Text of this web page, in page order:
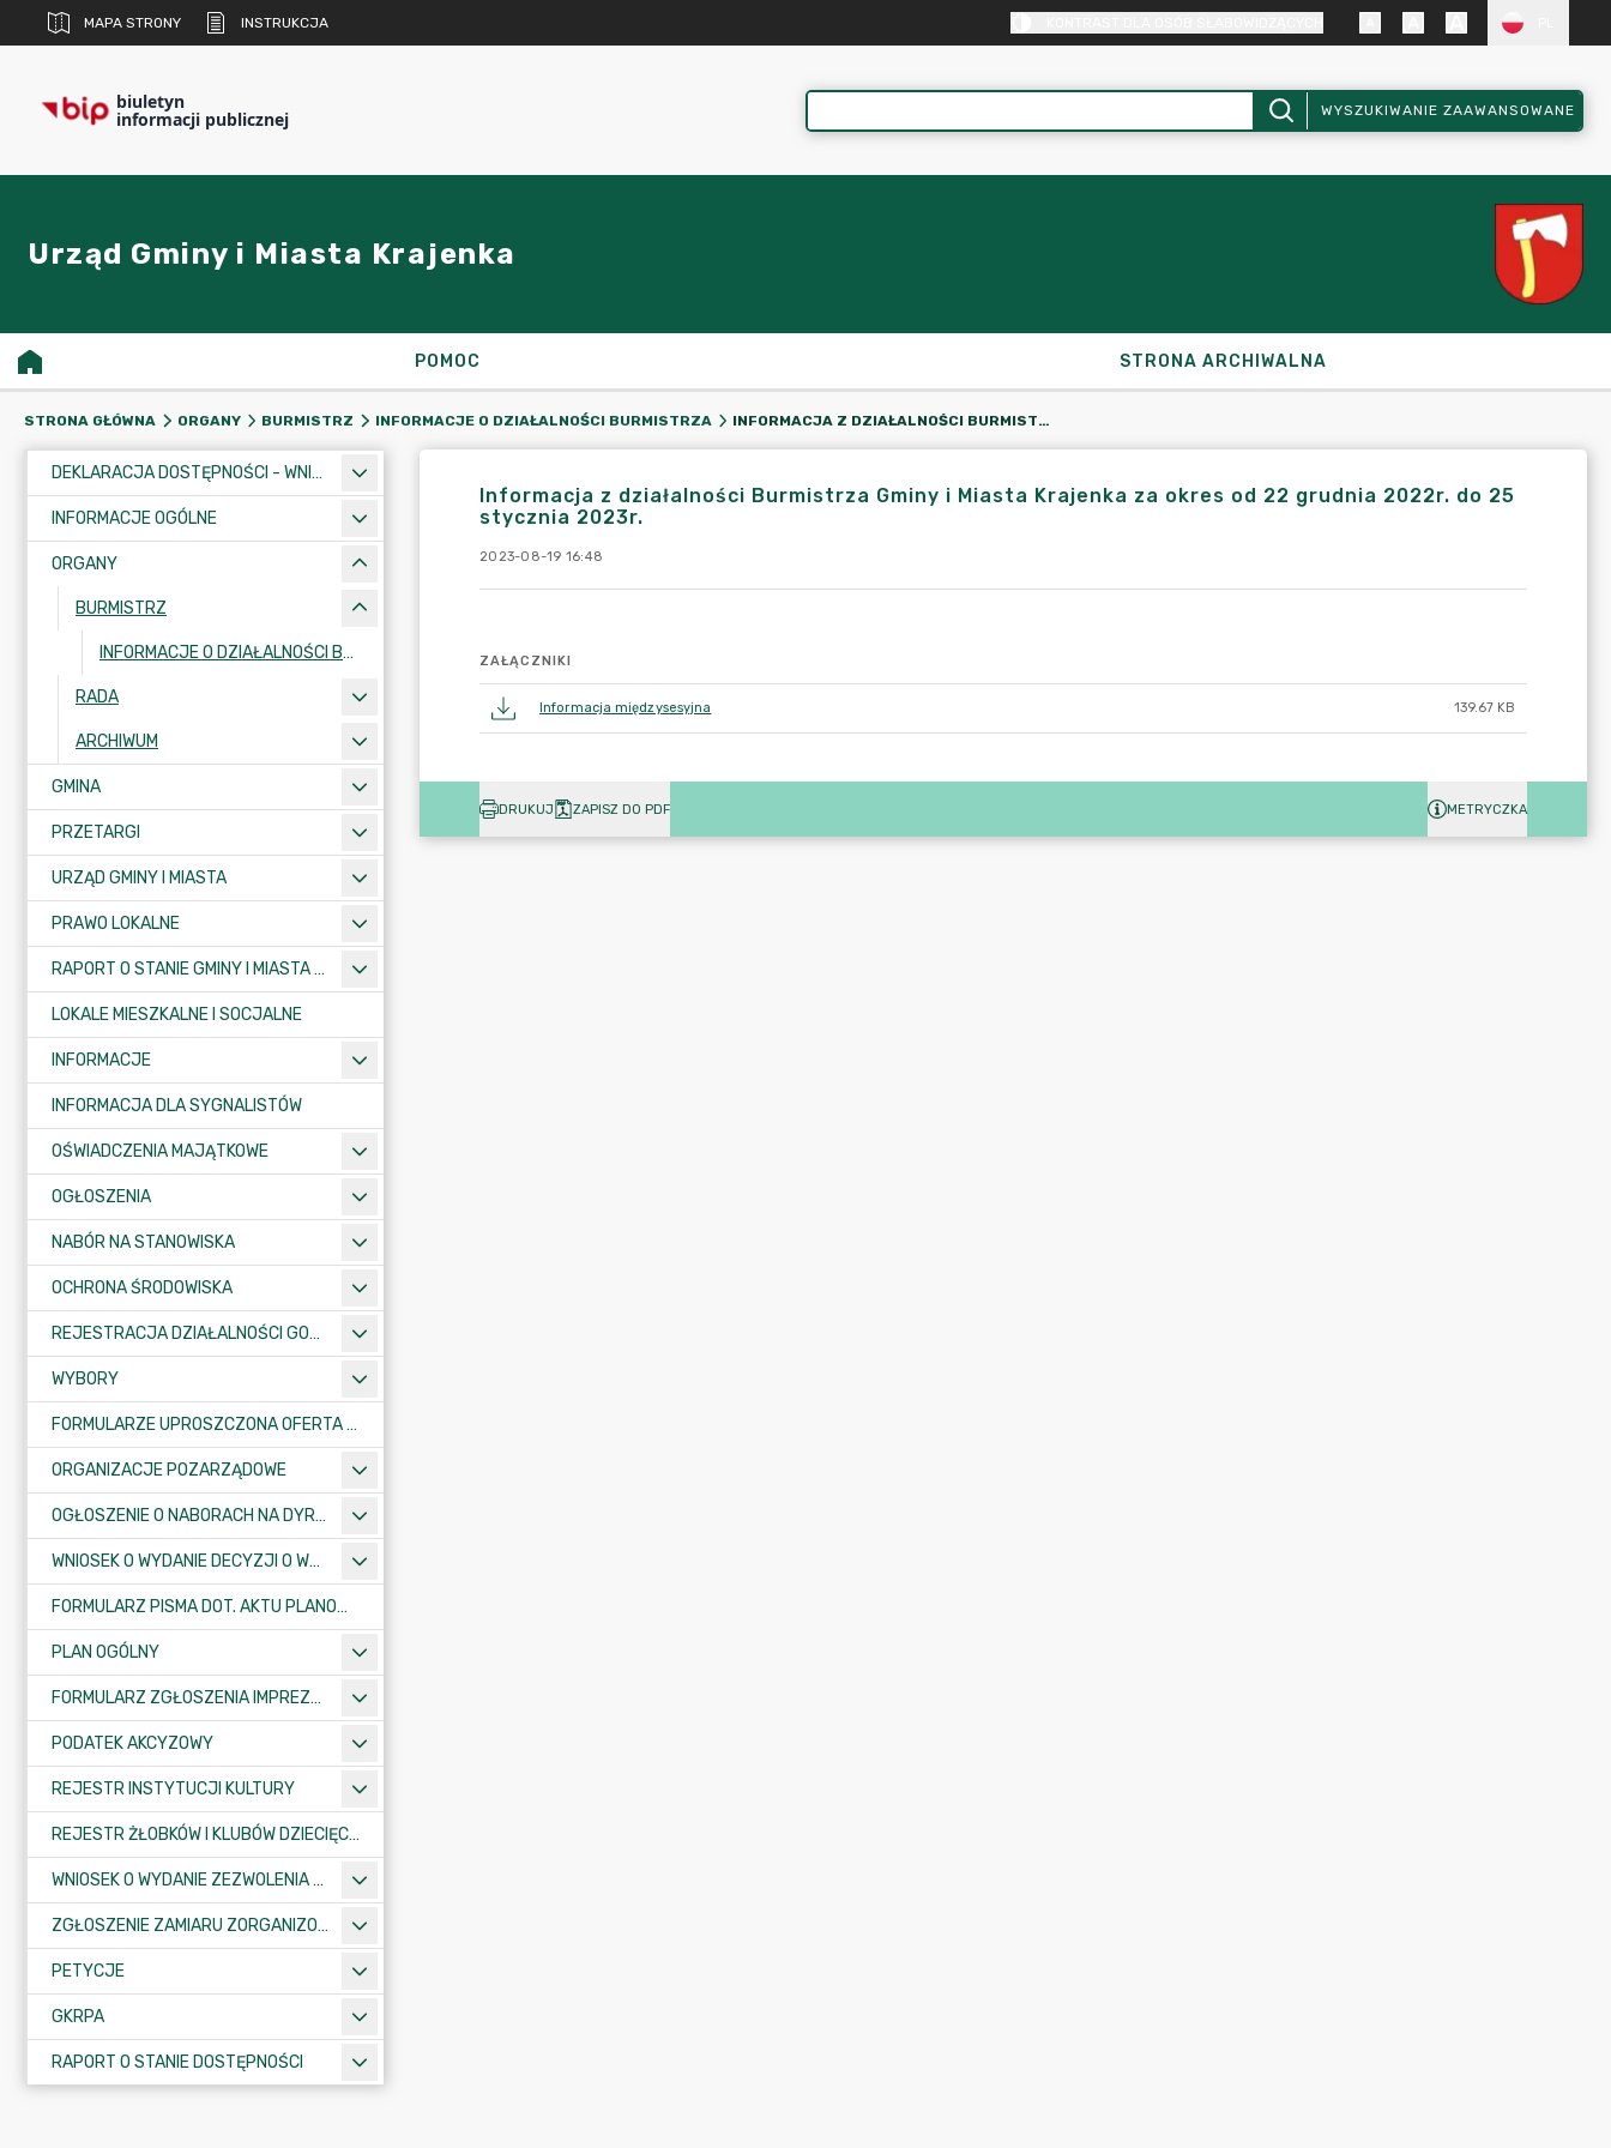
MAPA STRONY INSTRUKCJA
biuletyn
informacji publicznej WYSZUKIWANIE ZAAWANSOWANE
Urząd Gminy i Miasta Krajenka
POMOC STRONA ARCHIWALNA
STRONA GŁÓWNA ORGANY BURMISTRZ INFORMACJE O DZIAŁALNOŚCI BURMISTRZA INFORMACJA Z DZIAŁALNOŚCI BURMISTRZA GMINY I MIASTA KRAJENKA ZA OKRES OD 22 GRUDNIA 2022R. DO 25 STYCZNIA 2023R.
DEKLARACJA DOSTĘPNOŚCI - WNIOSEK
INFORMACJE OGÓLNE
ORGANY
BURMISTRZ
INFORMACJE O DZIAŁALNOŚCI BURMISTRZA
RADA
ARCHIWUM
GMINA
PRZETARGI
URZĄD GMINY I MIASTA
PRAWO LOKALNE
RAPORT O STANIE GMINY I MIASTA KRAJENKA
LOKALE MIESZKALNE I SOCJALNE
INFORMACJE
INFORMACJA DLA SYGNALISTÓW
OŚWIADCZENIA MAJĄTKOWE
OGŁOSZENIA
NABÓR NA STANOWISKA
OCHRONA ŚRODOWISKA
REJESTRACJA DZIAŁALNOŚCI GOSPODARCZEJ
WYBORY
FORMULARZE UPROSZCZONA OFERTA WYKONANIA ZADANIA PUBLICZNEGO
ORGANIZACJE POZARZĄDOWE
OGŁOSZENIE O NABORACH NA DYREKTORÓW PLACÓWEK OŚWIATOWYCH
WNIOSEK O WYDANIE DECYZJI O WARUNKACH ZABUDOWY/O USTALENIE INWESTYCJI CELU PUBLICZNEGO
FORMULARZ PISMA DOT. AKTU PLANOWANIA PRZESTRZENNEGO
PLAN OGÓLNY
FORMULARZ ZGŁOSZENIA IMPREZY SPORTOWO-REKREACYJNEJ, ARTYSTYCZNEJ LUB ROZRYWKOWEJ
PODATEK AKCYZOWY
REJESTR INSTYTUCJI KULTURY
REJESTR ŻŁOBKÓW I KLUBÓW DZIECIĘCYCH
WNIOSEK O WYDANIE ZEZWOLENIA NA ZAJĘCIE PASA DROGOWEGO
ZGŁOSZENIE ZAMIARU ZORGANIZOWANIA ZGROMADZENIA
PETYCJE
GKRPA
RAPORT O STANIE DOSTĘPNOŚCI
Informacja z działalności Burmistrza Gminy i Miasta Krajenka za okres od 22 grudnia 2022r. do 25
stycznia 2023r.
2023-08-19 16:48
ZAŁĄCZNIKI
Informacja międzysesyjna 139.67 KB
DRUKUJ ZAPISZ DO PDF METRYCZKA